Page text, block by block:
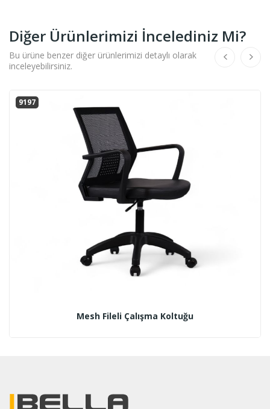
Diğer Ürünlerimizi İncelediniz Mi?
Bu ürüne benzer diğer ürünlerimizi detaylı olarak
inceleyebilirsiniz.
9197
Mesh Fileli Çalışma Koltuğu